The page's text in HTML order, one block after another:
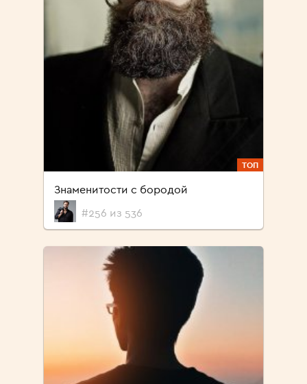
ТОП
Знаменитости с бородой
#256 из 536